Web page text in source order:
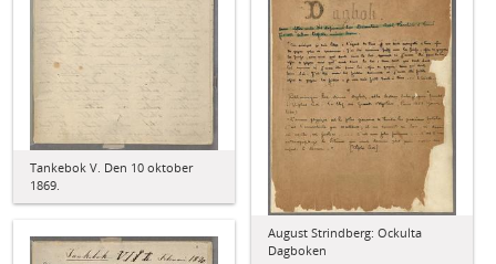
August Strindberg: Ockulta
Dagboken
Tankebok V. Den 10 oktober
1869.